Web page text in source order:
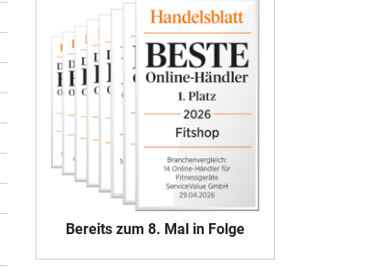
Bereits zum 8. Mal in Folge